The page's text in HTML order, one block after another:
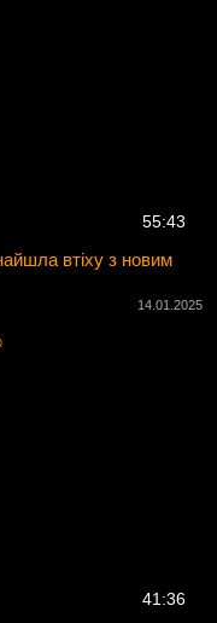
55:43
втіху з новим
14.01.2025
41:36